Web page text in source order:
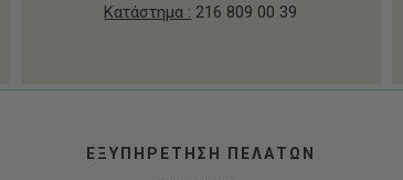
Κατάστημα : 216 809 00 39
ΕΞΥΠΗΡΕΤΗΣΗ ΠΕΛΑΤΩΝ